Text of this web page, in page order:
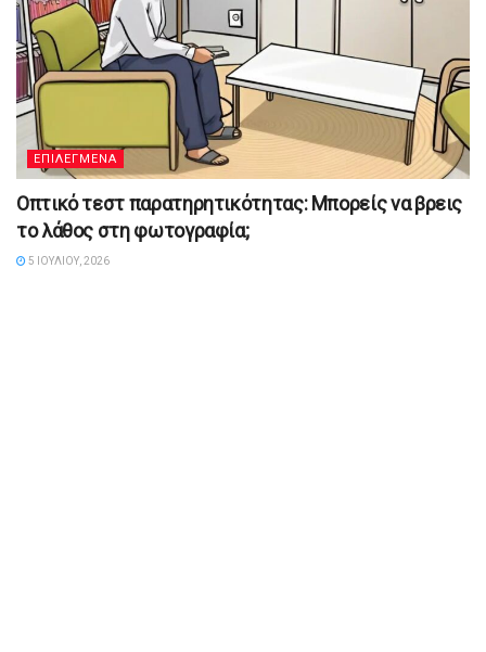
ΕΠΙΛΕΓΜΕΝΑ
Οπτικό τεστ παρατηρητικότητας: Μπορείς να βρεις
το λάθος στη φωτογραφία;
5 ΙΟΥΛΊΟΥ, 2026